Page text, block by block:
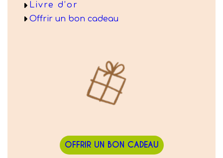
Livre d’or
Offrir un bon cadeau
OFFRIR UN BON CADEAU